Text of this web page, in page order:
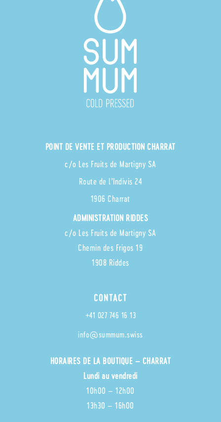
POINT DE VENTE ET PRODUCTION CHARRAT
c/o Les Fruits de Martigny SA
Route de l’Indivis 24
1906 Charrat
ADMINISTRATION RIDDES
c/o Les Fruits de Martigny SA
Chemin des Frigos 19
1908 Riddes
CONTACT
+41 027 746 16 13
info@summum.swiss
HORAIRES DE LA BOUTIQUE – CHARRAT
Lundi au vendredi
10h00 – 12h00
13h30 – 16h00